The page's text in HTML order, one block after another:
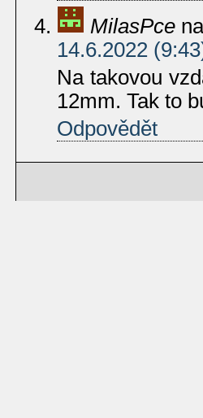
MilasPce
14.6.2022
Na takovou
12mm. Tak to
Odpovědět